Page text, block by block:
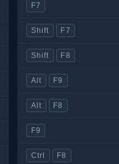
F7
Shift F7
Shift F8
Alt F9
Alt F8
F9
Ctrl F8